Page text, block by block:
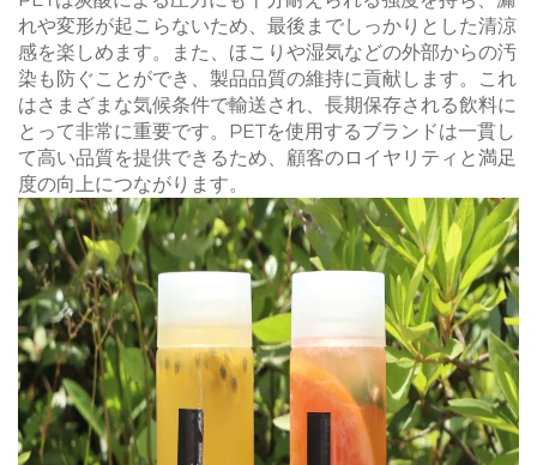
れや変形が起こらないため、最後までしっかりとした清涼
感を楽しめます。また、ほこりや湿気などの外部からの汚
染も防ぐことができ、製品品質の維持に貢献します。これ
はさまざまな気候条件で輸送され、長期保存される飲料に
とって非常に重要です。PETを使用するブランドは一貫し
て高い品質を提供できるため、顧客のロイヤリティと満足
度の向上につながります。